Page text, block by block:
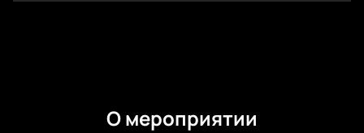
О мероприятии